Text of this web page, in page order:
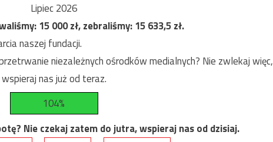
Lipiec 2026
15 000zł, zebraliśmy:15 633,5zł.
naszej fundacji.
niezależnych ośrodków medialnych? Nie zwlekaj więc,
wspieraj nas już od teraz.
104%
Nie czekaj zatem do jutra, wspieraj nas od dzisiaj.